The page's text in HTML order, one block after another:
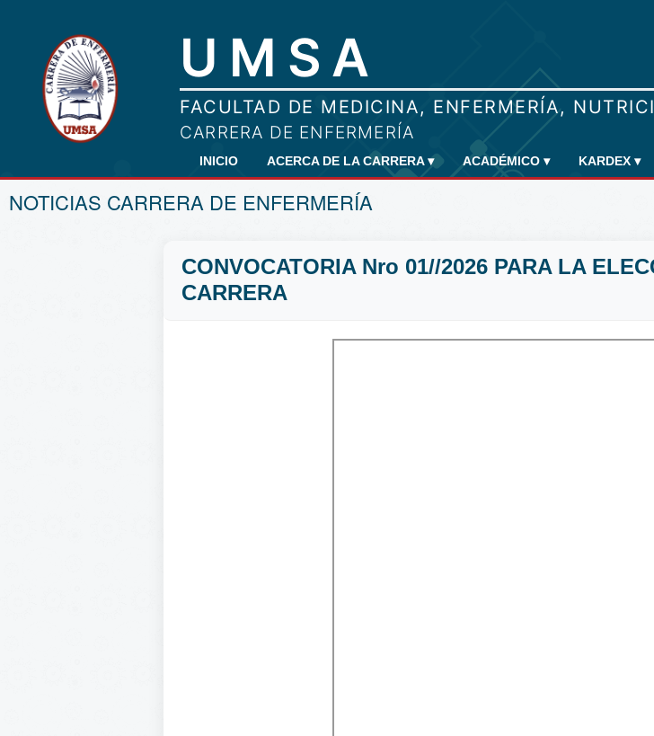
INICIO ACERCA DE LA CARRERA▾ ACADÉMICO ▾ KARDEX ▾
NOTICIAS CARRERA DE ENFERMERÍA
CONVOCATORIA Nro 01//2026 PARA LA
CARRERA